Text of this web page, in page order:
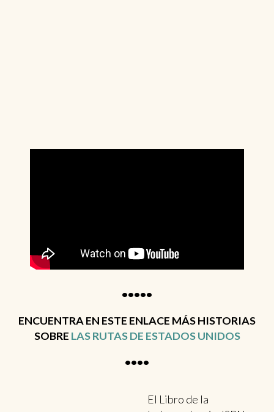
•••••
ENCUENTRA EN ESTE ENLACE MÁS HISTORIAS
SOBRE LAS RUTAS DE ESTADOS UNIDOS
••••
El Libro de la